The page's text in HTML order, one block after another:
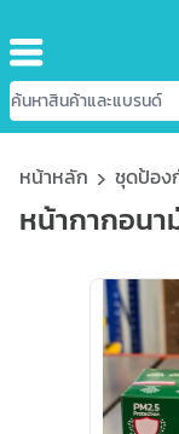
หน้าหลัก ชุดป้อง
หน้ากากอนา